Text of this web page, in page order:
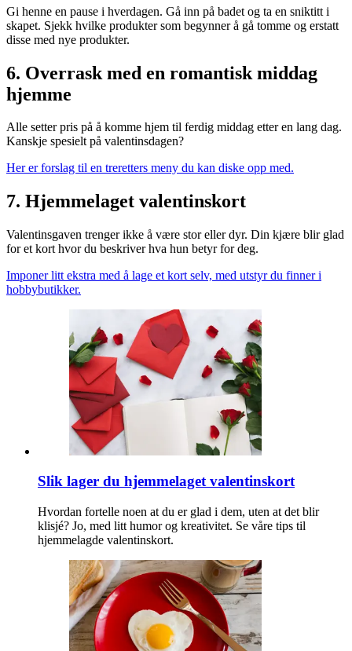
Gi henne en pause i hverdagen. Gå inn på badet og ta en sniktitt i
skapet. Sjekk hvilke produkter som begynner å gå tomme og erstatt
disse med nye produkter.
6. Overrask med en romantisk middag
hjemme
Alle setter pris på å komme hjem til ferdig middag etter en lang dag.
Kanskje spesielt på valentinsdagen?
Her er forslag til en treretters meny du kan diske opp med.
7. Hjemmelaget valentinskort
Valentinsgaven trenger ikke å være stor eller dyr. Din kjære blir glad
for et kort hvor du beskriver hva hun betyr for deg.
Imponer litt ekstra med å lage et kort selv, med utstyr du finner i
hobbybutikker.
Slik lager du hjemmelaget valentinskort
Hvordan fortelle noen at du er glad i dem, uten at det blir
klisjé? Jo, med litt humor og kreativitet. Se våre tips til
hjemmelagde valentinskort.